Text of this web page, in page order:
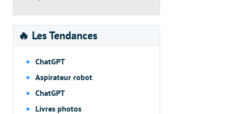
🔥 Les Tendances
ChatGPT
Aspirateur robot
ChatGPT
Livres photos